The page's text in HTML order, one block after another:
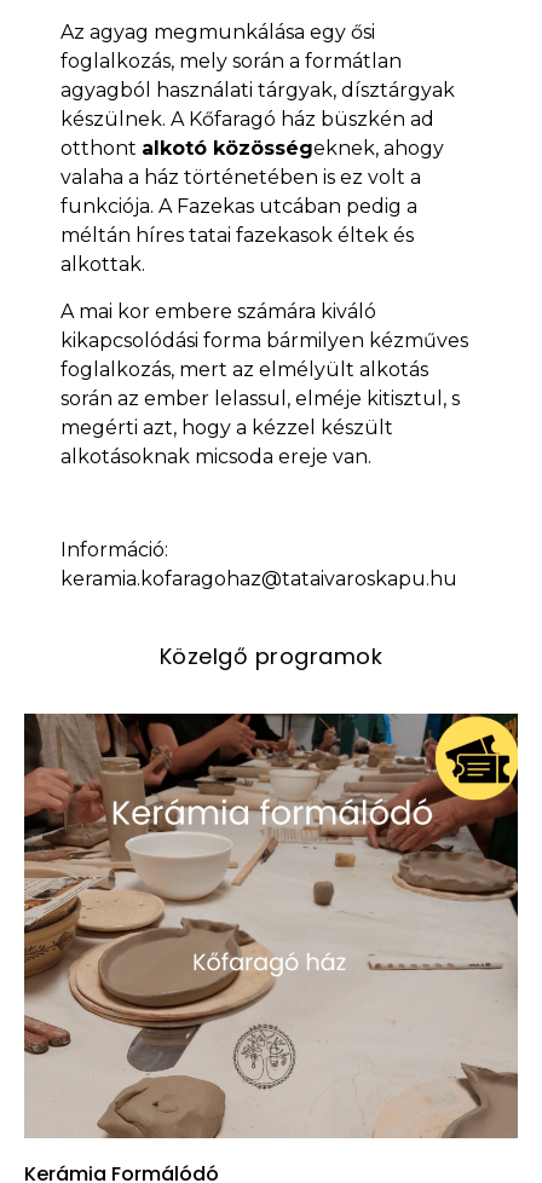
Az agyag megmunkálása egy ősi
foglalkozás, mely során a formátlan
agyagból használati tárgyak, dísztárgyak
készülnek. A Kőfaragó ház büszkén ad
otthont alkotó közösségeknek, ahogy
valaha a ház történetében is ez volt a
funkciója. A Fazekas utcában pedig a
méltán híres tatai fazekasok éltek és
alkottak.
A mai kor embere számára kiváló
kikapcsolódási forma bármilyen kézműves
foglalkozás, mert az elmélyült alkotás
során az ember lelassul, elméje kitisztul, s
megérti azt, hogy a kézzel készült
alkotásoknak micsoda ereje van.
Információ:
keramia.kofaragohaz@tataivaroskapu.hu
Közelgő programok
Kerámia Formálódó